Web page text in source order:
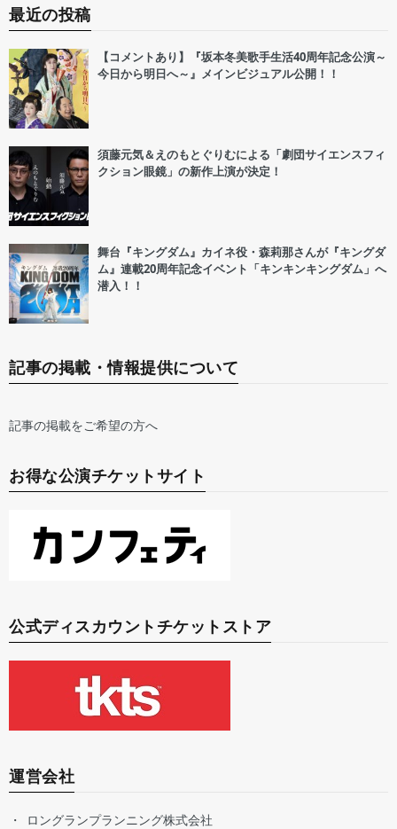
最近の投稿
【コメントあり】『坂本冬美歌手生活40周年記念公演～
今日から明日へ～』メインビジュアル公開！！
須藤元気＆えのもとぐりむによる「劇団サイエンスフィ
クション眼鏡」の新作上演が決定！
舞台『キングダム』カイネ役・森莉那さんが『キングダ
ム』連載20周年記念イベント「キンキンキングダム」へ
潜入！！
記事の掲載・情報提供について
記事の掲載をご希望の方へ
お得な公演チケットサイト
公式ディスカウントチケットストア
運営会社
ロングランプランニング株式会社